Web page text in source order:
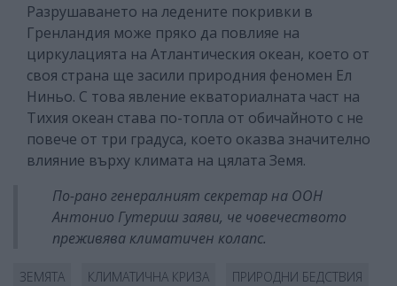
Разрушаването на ледените покривки в
Гренландия може пряко да повлияе на
циркулацията на Атлантическия океан, което от
своя страна ще засили природния феномен Ел
Ниньо. С това явление екваториалната част на
Тихия океан става по-топла от обичайното с не
повече от три градуса, което оказва значително
влияние върху климата на цялата Земя.
По-рано генералният секретар на ООН
Антонио Гутериш заяви, че човечеството
преживява климатичен колапс.
ЗЕМЯТА КЛИМАТИЧНА КРИЗА ПРИРОДНИ БЕДСТВИЯ